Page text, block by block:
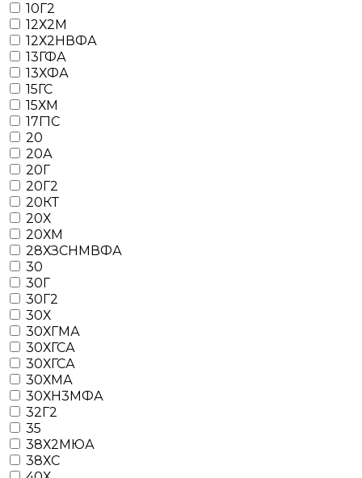
10Г2
12Х2М
12Х2НВФА
13ГФА
13ХФА
15ГС
15ХМ
17Г1С
20
20А
20Г
20Г2
20КТ
20Х
20ХМ
28ХЗСНМВФА
30
30Г
30Г2
30Х
30ХГМА
30ХГСА
30ХГСА
30ХМА
30ХН3МФА
32Г2
35
38Х2МЮА
38ХС